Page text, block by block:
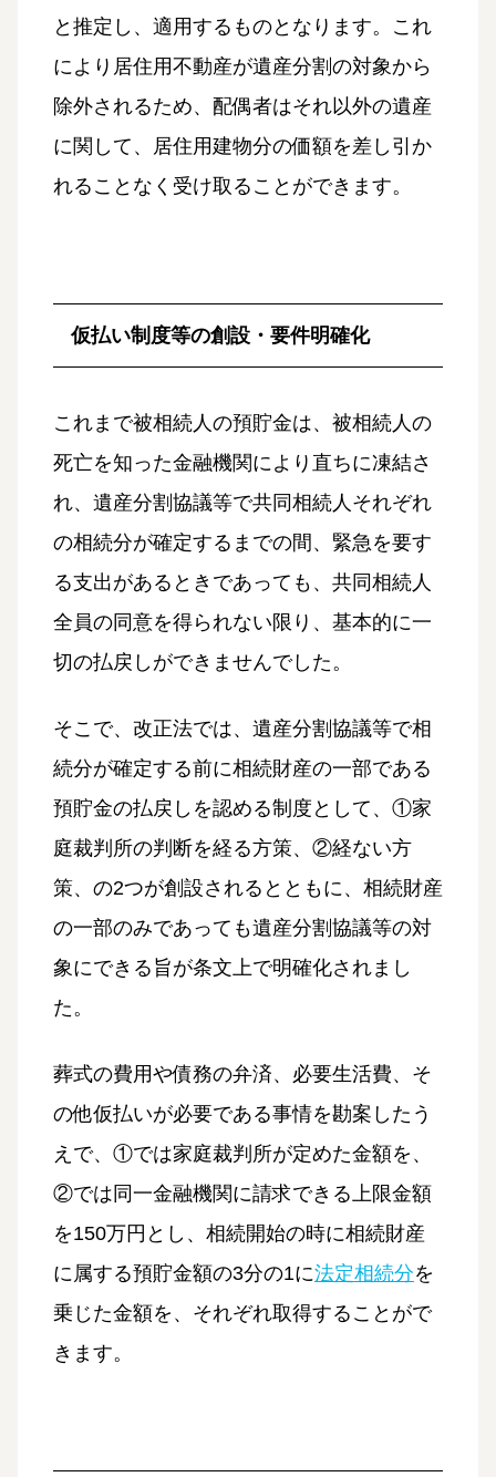
と推定し、適用するものとなります。これ
により居住用不動産が遺産分割の対象から
除外されるため、配偶者はそれ以外の遺産
に関して、居住用建物分の価額を差し引か
れることなく受け取ることができます。
仮払い制度等の創設・要件明確化
これまで被相続人の預貯金は、被相続人の
死亡を知った金融機関により直ちに凍結さ
れ、遺産分割協議等で共同相続人それぞれ
の相続分が確定するまでの間、緊急を要す
る支出があるときであっても、共同相続人
全員の同意を得られない限り、基本的に一
切の払戻しができませんでした。
そこで、改正法では、遺産分割協議等で相
続分が確定する前に相続財産の一部である
預貯金の払戻しを認める制度として、①家
庭裁判所の判断を経る方策、②経ない方
策、の2つが創設されるとともに、相続財産
の一部のみであっても遺産分割協議等の対
象にできる旨が条文上で明確化されまし
た。
葬式の費用や債務の弁済、必要生活費、そ
の他仮払いが必要である事情を勘案したう
えで、①では家庭裁判所が定めた金額を、
②では同一金融機関に請求できる上限金額
を150万円とし、相続開始の時に相続財産
に属する預貯金額の3分の1に法定相続分を
乗じた金額を、それぞれ取得することがで
きます。